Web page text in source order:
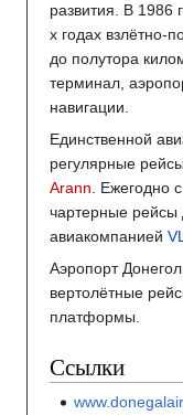
развития. В 1986
х годах взлётно-
до полутора
терминал,
навигации.
Единственной
регулярные
Arann. Ежегодно
чартерные
авиакомпанией
Аэропорт
вертолётные
платформы.
Ссылки